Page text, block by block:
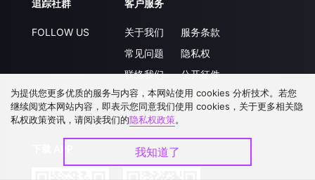
追踪社群
FOLLOW US
客户服务
关于我们
常见问题
联络我们
升级VIP
服务条款
隐私权
公开征件
合作洽談
为提供您更多优质的服务与内容，本网站使用 cookies 分析技术。若您
继续阅览本网站内容，即表示您同意我们使用 cookies，关于更多相关隐
私权政策资讯，请阅读我们的隐私权政策。
我知道了